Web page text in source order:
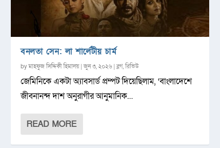
বনলতা সেন: লা শার্লেটীয় চার্ম
byমাহফুজ সিদ্দিকী হিমালয়|জুন ৩, ২০২৬ |ব্লগ,রিভিউ
জেমিনিকে একটা অ্যাবসার্ড প্রম্পট দিয়েছিলাম, ‘বাংলাদেশে
জীবনানন্দ দাশ অনুরাগীর আনুমানিক...
READ MORE